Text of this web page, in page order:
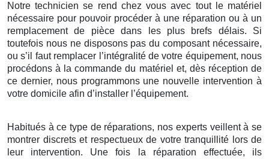
Notre technicien se rend chez vous avec tout le matériel
nécessaire pour pouvoir procéder à une réparation ou à un
remplacement de pièce dans les plus brefs délais. Si
toutefois nous ne disposons pas du composant nécessaire,
ou s’il faut remplacer l’intégralité de votre équipement, nous
procédons à la commande du matériel et, dès réception de
ce dernier, nous programmons une nouvelle intervention à
votre domicile afin d’installer l’équipement.
Habitués à ce type de réparations, nos experts veillent à se
montrer discrets et respectueux de votre tranquillité lors de
leur intervention. Une fois la réparation effectuée, ils